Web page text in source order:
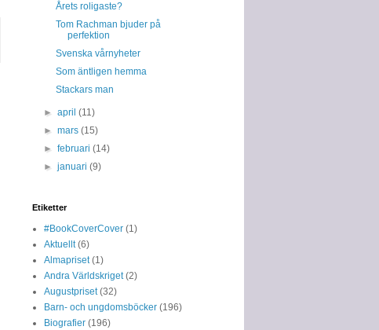
Årets roligaste?
Tom Rachman bjuder på
perfektion
Svenska vårnyheter
Som äntligen hemma
Stackars man
►april(11)
►mars(15)
►februari(14)
►januari(9)
Etiketter
#BookCoverCover (1)
Aktuellt (6)
Almapriset (1)
Andra Världskriget (2)
Augustpriset (32)
Barn- och ungdomsböcker (196)
Biografier (196)